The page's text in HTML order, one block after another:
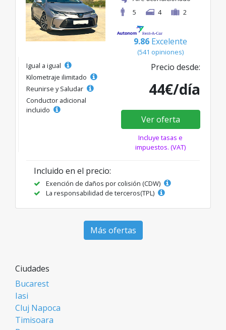
5
4 2
9.86 Excelente
(541 opiniones)
Igual a igual
Kilometraje ilimitado
Reunirse y Saludar
Conductor adicional
incluido
Precio desde:
44€/día
Ver oferta
Incluye tasas e
impuestos. (VAT)
Incluido en el precio:
Exención de daños por colisión (CDW)
La responsabilidad de terceros(TPL)
Más ofertas
Ciudades
Bucarest
Iasi
Cluj Napoca
Timisoara